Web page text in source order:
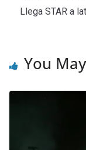
Llega STAR a
You